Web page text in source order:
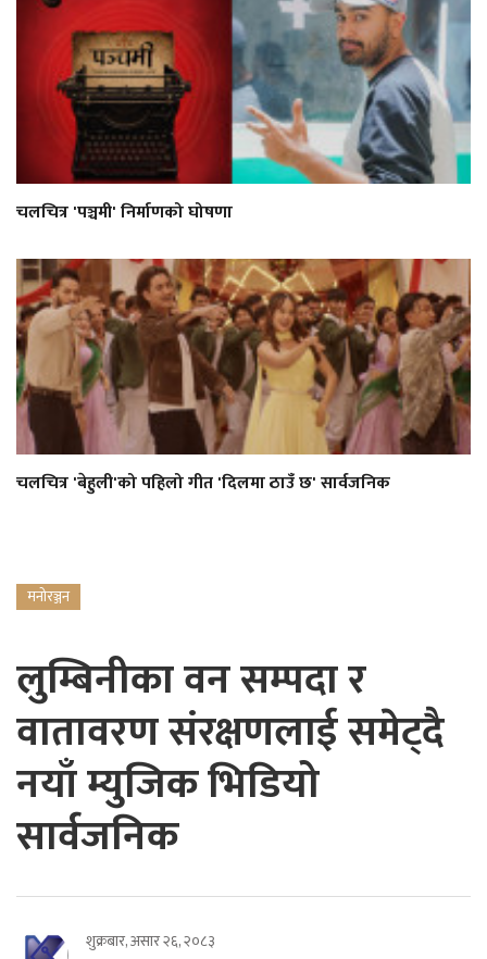
चलचित्र 'पञ्चमी' निर्माणको घोषणा
चलचित्र 'बेहुली'को पहिलो गीत 'दिलमा ठाउँ छ' सार्वजनिक
मनोरञ्जन
लुम्बिनीका वन सम्पदा र
वातावरण संरक्षणलाई समेट्दै
नयाँ म्युजिक भिडियो
सार्वजनिक
शुक्रबार, असार २६, २०८३